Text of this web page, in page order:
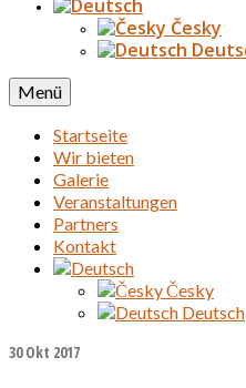
Česky
Menü
Startseite
Wir bieten
Galerie
Veranstaltungen
Partners
Kontakt
Česky
Deutsch
30Okt 2017